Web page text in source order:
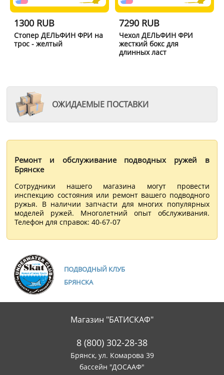
1300 RUB
Стопер ДЕЛЬФИН ФРИ на
трос - желтый
7290 RUB
Чехол ДЕЛЬФИН ФРИ
жесткий бокс для
длинных ласт
ОЖИДАЕМЫЕ ПОСТАВКИ
Ремонт и обслуживание подводных ружей в
Брянске
Сотрудники нашего магазина могут провести
инспекцию состояния или ремонт вашего подводного
ружья. В наличии запчасти для многих популярных
моделей ружей. Многолетний опыт обслуживания.
Телефон для справок: 40-67-07
ПОДВОДНЫЙ КЛУБ
БРЯНСКА
Магазин "БАТИСКАФ"
8 (800) 302-28-38
Брянск, ул. Комарова 39
бассейн "ДОСААФ"